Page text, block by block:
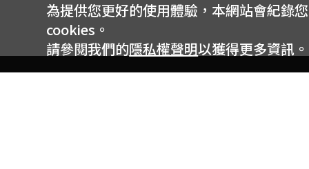
為提供您更好的使用體驗，本網站會紀錄
cookies。
請參閱我們的隱私權聲明以獲得更多資訊。